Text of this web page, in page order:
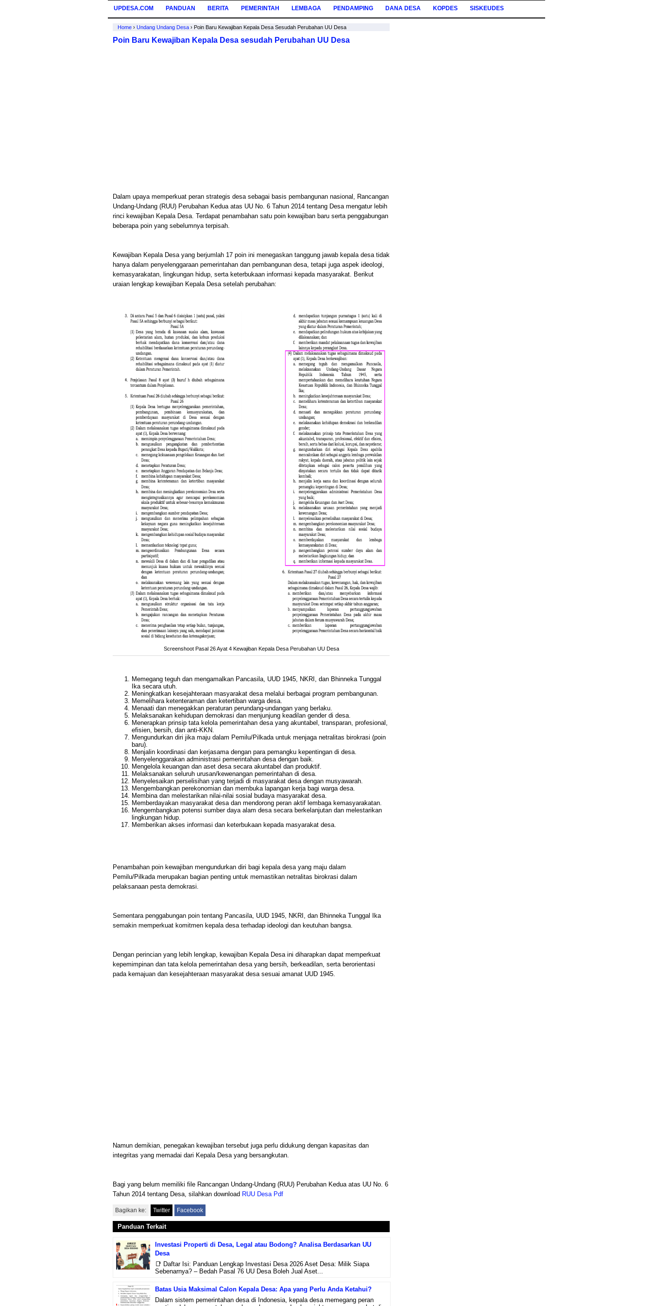
UPDESA.COM PANDUAN BERITA PEMERINTAH LEMBAGA PENDAMPING DANA DESA KOPDES SISKEUDES
Home › Undang Undang Desa › Poin Baru Kewajiban Kepala Desa Sesudah Perubahan UU Desa
Poin Baru Kewajiban Kepala Desa sesudah Perubahan UU Desa
Dalam upaya memperkuat peran strategis desa sebagai basis pembangunan nasional, Rancangan
Undang-Undang (RUU) Perubahan Kedua atas UU No. 6 Tahun 2014 tentang Desa mengatur lebih
rinci kewajiban Kepala Desa. Terdapat penambahan satu poin kewajiban baru serta penggabungan
beberapa poin yang sebelumnya terpisah.
Kewajiban Kepala Desa yang berjumlah 17 poin ini menegaskan tanggung jawab kepala desa tidak
hanya dalam penyelenggaraan pemerintahan dan pembangunan desa, tetapi juga aspek ideologi,
kemasyarakatan, lingkungan hidup, serta keterbukaan informasi kepada masyarakat. Berikut
uraian lengkap kewajiban Kepala Desa setelah perubahan:
Screenshoot Pasal 26 Ayat 4 Kewajiban Kepala Desa Perubahan UU Desa
Memegang teguh dan mengamalkan Pancasila, UUD 1945, NKRI, dan Bhinneka Tunggal
Ika secara utuh.
Meningkatkan kesejahteraan masyarakat desa melalui berbagai program pembangunan.
Memelihara ketenteraman dan ketertiban warga desa.
Menaati dan menegakkan peraturan perundang-undangan yang berlaku.
Melaksanakan kehidupan demokrasi dan menjunjung keadilan gender di desa.
Menerapkan prinsip tata kelola pemerintahan desa yang akuntabel, transparan, profesional,
efisien, bersih, dan anti-KKN.
Mengundurkan diri jika maju dalam Pemilu/Pilkada untuk menjaga netralitas birokrasi (poin
baru).
Menjalin koordinasi dan kerjasama dengan para pemangku kepentingan di desa.
Menyelenggarakan administrasi pemerintahan desa dengan baik.
Mengelola keuangan dan aset desa secara akuntabel dan produktif.
Melaksanakan seluruh urusan/kewenangan pemerintahan di desa.
Menyelesaikan perselisihan yang terjadi di masyarakat desa dengan musyawarah.
Mengembangkan perekonomian dan membuka lapangan kerja bagi warga desa.
Membina dan melestarikan nilai-nilai sosial budaya masyarakat desa.
Memberdayakan masyarakat desa dan mendorong peran aktif lembaga kemasyarakatan.
Mengembangkan potensi sumber daya alam desa secara berkelanjutan dan melestarikan
lingkungan hidup.
Memberikan akses informasi dan keterbukaan kepada masyarakat desa.
Penambahan poin kewajiban mengundurkan diri bagi kepala desa yang maju dalam
Pemilu/Pilkada merupakan bagian penting untuk memastikan netralitas birokrasi dalam
pelaksanaan pesta demokrasi.
Sementara penggabungan poin tentang Pancasila, UUD 1945, NKRI, dan Bhinneka Tunggal Ika
semakin memperkuat komitmen kepala desa terhadap ideologi dan keutuhan bangsa.
Dengan perincian yang lebih lengkap, kewajiban Kepala Desa ini diharapkan dapat memperkuat
kepemimpinan dan tata kelola pemerintahan desa yang bersih, berkeadilan, serta berorientasi
pada kemajuan dan kesejahteraan masyarakat desa sesuai amanat UUD 1945.
Namun demikian, penegakan kewajiban tersebut juga perlu didukung dengan kapasitas dan
integritas yang memadai dari Kepala Desa yang bersangkutan.
Bagi yang belum memiliki file Rancangan Undang-Undang (RUU) Perubahan Kedua atas UU No. 6
Tahun 2014 tentang Desa, silahkan download RUU Desa Pdf
Bagikan ke: Twitter Facebook
Panduan Terkait
Investasi Properti di Desa, Legal atau Bodong? Analisa Berdasarkan UU
Desa
📑 Daftar Isi: Panduan Lengkap Investasi Desa 2026 Aset Desa: Milik Siapa
Sebenarnya? – Bedah Pasal 76 UU Desa Boleh Jual Aset...
Batas Usia Maksimal Calon Kepala Desa: Apa yang Perlu Anda Ketahui?
Dalam sistem pemerintahan desa di Indonesia, kepala desa memegang peran